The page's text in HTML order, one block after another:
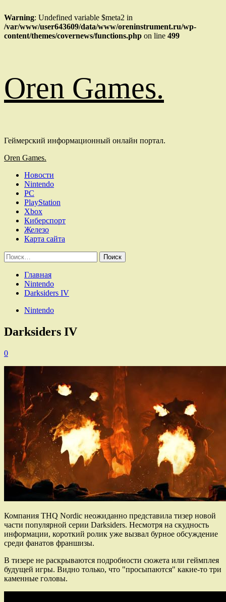
Warning: Undefined variable $meta2 in
/var/www/user643609/data/www/oreninstrument.ru/wp-
content/themes/covernews/functions.php on line 499
к
содержимому
Oren Games.
Геймерский информационный онлайн портал.
Основное
Oren Games.
Новости
Nintendo
PC
PlayStation
Xbox
Киберспорт
Железо
Карта сайта
Найти:
Главная
Nintendo
Darksiders IV
Nintendo
Darksiders IV
0
Компания THQ Nordic неожиданно представила тизер новой
части популярной серии Darksiders. Несмотря на скудность
информации, короткий ролик уже вызвал бурное обсуждение
среди фанатов франшизы.
В тизере не раскрываются подробности сюжета или геймплея
будущей игры. Видно только, что "просыпаются" какие-то три
каменные головы.